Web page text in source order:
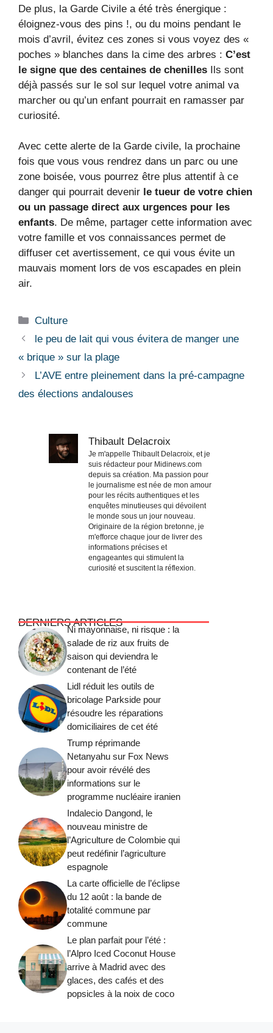
De plus, la Garde Civile a été très énergique :
éloignez-vous des pins !, ou du moins pendant le
mois d’avril, évitez ces zones si vous voyez des «
poches » blanches dans la cime des arbres : C’est
le signe que des centaines de chenilles Ils sont
déjà passés sur le sol sur lequel votre animal va
marcher ou qu’un enfant pourrait en ramasser par
curiosité.
Avec cette alerte de la Garde civile, la prochaine
fois que vous vous rendrez dans un parc ou une
zone boisée, vous pourrez être plus attentif à ce
danger qui pourrait devenir le tueur de votre chien
ou un passage direct aux urgences pour les
enfants. De même, partager cette information avec
votre famille et vos connaissances permet de
diffuser cet avertissement, ce qui vous évite un
mauvais moment lors de vos escapades en plein
air.
Catégories
Culture
le peu de lait qui vous évitera de manger une
« brique » sur la plage
L’AVE entre pleinement dans la pré-campagne
des élections andalouses
Thibault Delacroix
Je m'appelle Thibault Delacroix, et je
suis rédacteur pour Midinews.com
depuis sa création. Ma passion pour
le journalisme est née de mon amour
pour les récits authentiques et les
enquêtes minutieuses qui dévoilent
le monde sous un jour nouveau.
Originaire de la région bretonne, je
m'efforce chaque jour de livrer des
informations précises et
engageantes qui stimulent la
curiosité et suscitent la réflexion.
DERNIERS ARTICLES
Ni mayonnaise, ni risque : la
salade de riz aux fruits de
saison qui deviendra le
contenant de l’été
Lidl réduit les outils de
bricolage Parkside pour
résoudre les réparations
domiciliaires de cet été
Trump réprimande
Netanyahu sur Fox News
pour avoir révélé des
informations sur le
programme nucléaire iranien
Indalecio Dangond, le
nouveau ministre de
l’Agriculture de Colombie qui
peut redéfinir l’agriculture
espagnole
La carte officielle de l’éclipse
du 12 août : la bande de
totalité commune par
commune
Le plan parfait pour l’été :
l’Alpro Iced Coconut House
arrive à Madrid avec des
glaces, des cafés et des
popsicles à la noix de coco